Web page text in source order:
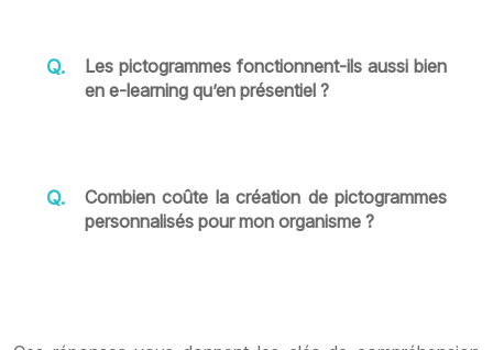
Les pictogrammes fonctionnent-ils aussi bien
en e-learning qu’en présentiel ?
Combien coûte la création de pictogrammes
personnalisés pour mon organisme ?